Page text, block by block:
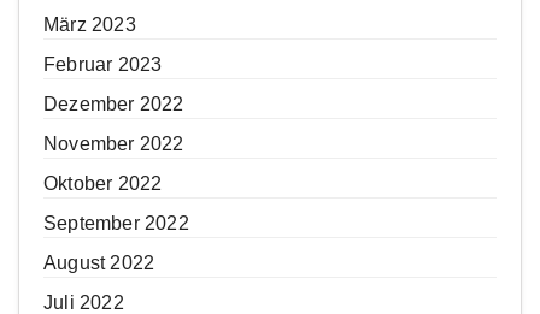
März 2023
Februar 2023
Dezember 2022
November 2022
Oktober 2022
September 2022
August 2022
Juli 2022